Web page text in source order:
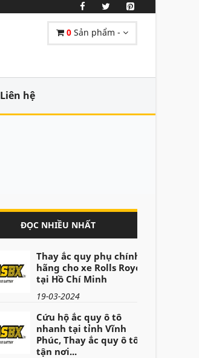
0 Sản phẩm -
Liên hệ
ĐỌC NHIỀU NHẤT
Thay ắc quy phụ chính
hãng cho xe Rolls Royce
tại Hồ Chí Minh
19-03-2024
Cứu hộ ắc quy ô tô
nhanh tại tỉnh Vĩnh
Phúc, Thay ắc quy ô tô
tận nơi...